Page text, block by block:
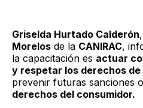
Griselda Hurtado Calderón
Morelos de la CANIRAC,
la capacitación es actuar
y respetar los derechos
prevenir futuras sanciones
derechos del consumidor.